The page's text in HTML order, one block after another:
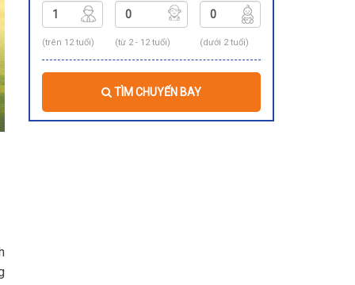
(trên 12 tuổi) (từ 2 - 12 tuổi) (dưới 2 tuổi)
TÌM CHUYẾN BAY